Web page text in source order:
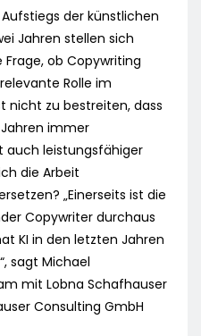
der künstlichen
Jahren stellen sich
ob Copywriting
Rolle im
nicht zu bestreiten, dass
immer
leistungsfähiger
die Arbeit
„Einerseits ist die
Copywriter durchaus
KI in den letzten Jahren
sagt Michael
mit Lobna Schafhauser
Consulting GmbH